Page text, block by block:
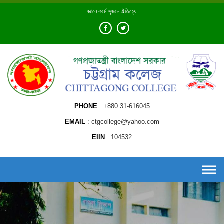
Skip
জ্ঞানে কর্মে সৃজনে ঐতিহ্যে
PHONE +880 31-616045
EMAIL ctgcollege@yahoo.com
EIIN 104532